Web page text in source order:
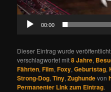
00:00
Dieser Eintrag wurde
verschlagwortet mit8 Jahre,
Fährten,Film,Foxy,Geburtstag,
Strong-Dog,Tiny,Zughundevon
Permanenter Link zum Eintrag.